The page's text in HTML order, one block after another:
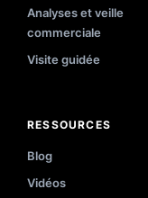
Analyses et veille
commerciale
Visite guidée
RESSOURCES
Blog
Vidéos